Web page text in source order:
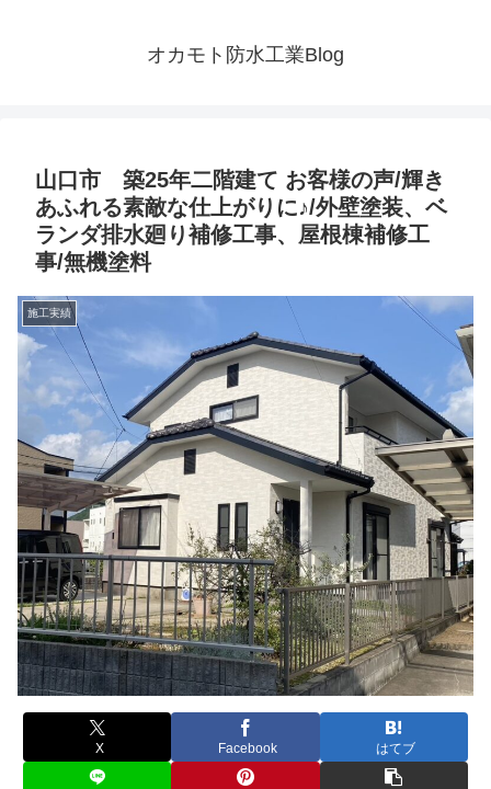
オカモト防水工業Blog
山口市 築25年二階建て お客様の声/輝き
あふれる素敵な仕上がりに♪/外壁塗装、ベ
ランダ排水廻り補修工事、屋根棟補修工
事/無機塗料
施工実績
X Facebook はてブ